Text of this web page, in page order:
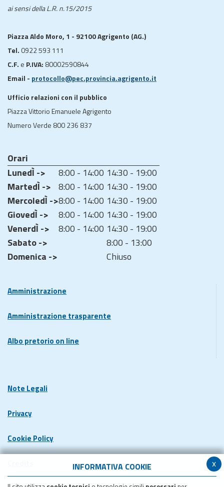
x
INFORMATIVA COOKIE
ai sensi della L.R. n.15/2015
Piazza Aldo Moro, 1 - 92100 Agrigento (AG.)
Tel. 0922 593 111
C.F. e P.IVA: 80002590844
Email - protocollo@pec.provincia.agrigento.it
Ufficio relazioni con il pubblico
Piazza Vittorio Emanuele Agrigento
Numero Verde 800 236 837
Orari
LunedÌ ->
8:00 - 14:00 14:30 - 19:00
MartedÌ -> 8:00 - 14:00 14:30 - 19:00
MercoledÌ ->8:00 - 14:00 14:30 - 19:00
GiovedÌ ->
8:00 - 14:00 14:30 - 19:00
VenerdÌ ->
8:00 - 14:00 14:30 - 19:00
Sabato ->
8:00 - 13:00
Domenica ->
Chiuso
Amministrazione
Amministrazione trasparente
Albo pretorio on line
Note Legali
Privacy
Cookie Policy